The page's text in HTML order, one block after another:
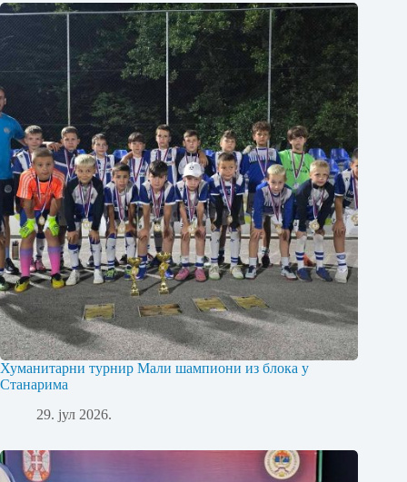
Хуманитарни турнир Мали шампиони из блока у
Станарима
29. јул 2026.